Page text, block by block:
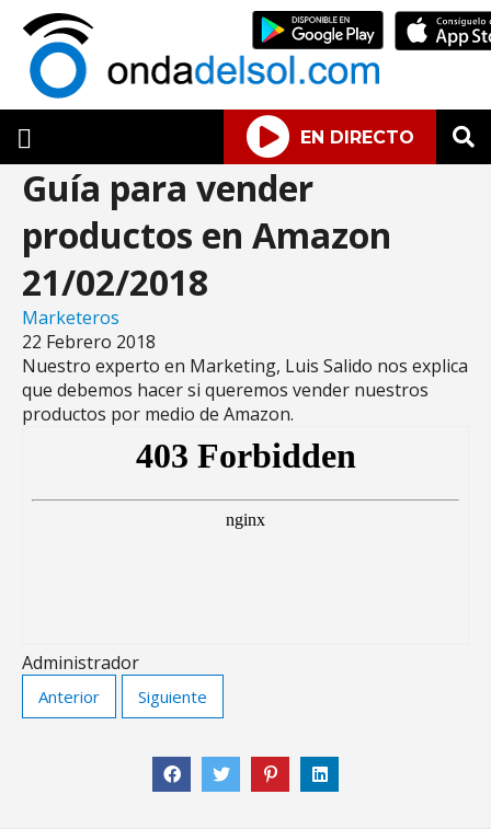
EN DIRECTO
Guía para vender
productos en Amazon
21/02/2018
Marketeros
22 Febrero 2018
Nuestro experto en Marketing, Luis Salido nos explica
que debemos hacer si queremos vender nuestros
productos por medio de Amazon.
Administrador
Anterior Siguiente